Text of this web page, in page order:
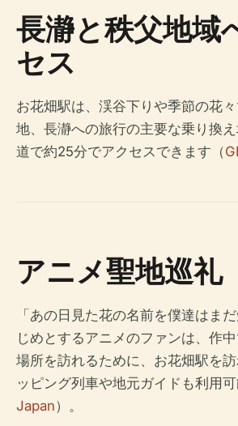
長瀞と秩父地域
セス
お花畑駅は、渓谷下りや季節の花
地、長瀞への旅行の主要な乗り換
道で約25分でアクセスできます（
アニメ聖地巡礼
「あの日見た花の名前を僕達はま
じめとするアニメのファンは、作
場所を訪れるために、お花畑駅を
ッピング列車や地元ガイドも利用
Japan）。